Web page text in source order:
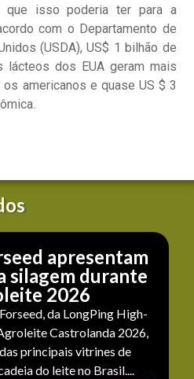
que isso poderia ter para a
com o Departamento de
(USDA), US$ 1 bilhão de
lácteos dos EUA geram mais
americanos e quase US $ 3
apresentam
silagem durante
2026
da LongPing High-
Castrolanda 2026,
principais vitrines de
do leite no Brasil....